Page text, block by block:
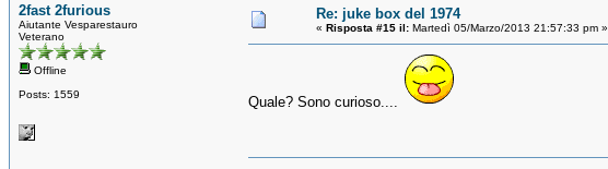
2fast 2furious
Aiutante Vesparestauro
Veterano
Offline
Posts: 1559
Re: juke box del 1974
« Risposta #15 il: Martedì 05/Marzo/2013 21:57:33 pm »
Quale? Sono curioso....